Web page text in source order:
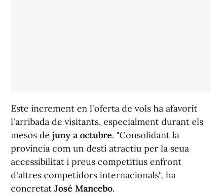
Este increment en l'oferta de vols ha afavorit
l'arribada de visitants, especialment durant els
mesos de juny a octubre. "Consolidant la
província com un destí atractiu per la seua
accessibilitat i preus competitius enfront
d'altres competidors internacionals", ha
concretat José Mancebo.